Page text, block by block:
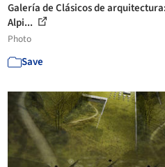
Galería de Clásicos de
Alpi...
Photo
Save